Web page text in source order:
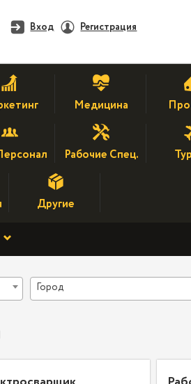
Вход Регистрация
Медицина
Рабочие Спец.
Другие
Город